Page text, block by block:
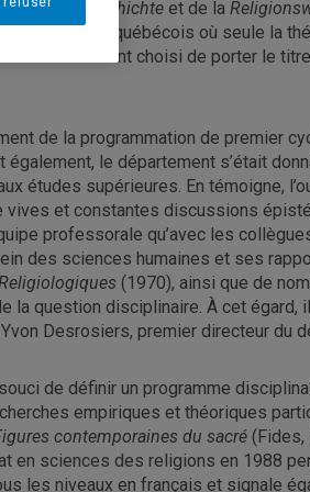
Religionsgeschichte et de la
universitaire québécois où seule la
avaient choisi de porter le
de la programmation de premier
le département s’était
études supérieures. En témoigne,
vives et constantes discussions
professorale qu’avec les
des sciences humaines et ses
(1970), ainsi que de
la question disciplinaire. À cet égard,
Desrosiers, premier directeur du
de définir un programme
empiriques et théoriques
contemporaines du sacré (Fides,
en sciences des religions en 1988
les niveaux en français et signale